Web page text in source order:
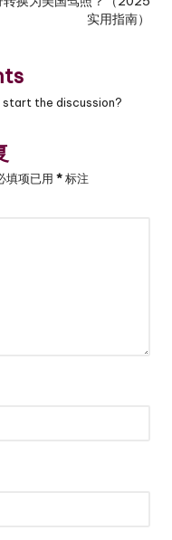
实用指南）
start the discussion?
填项已用 *标注